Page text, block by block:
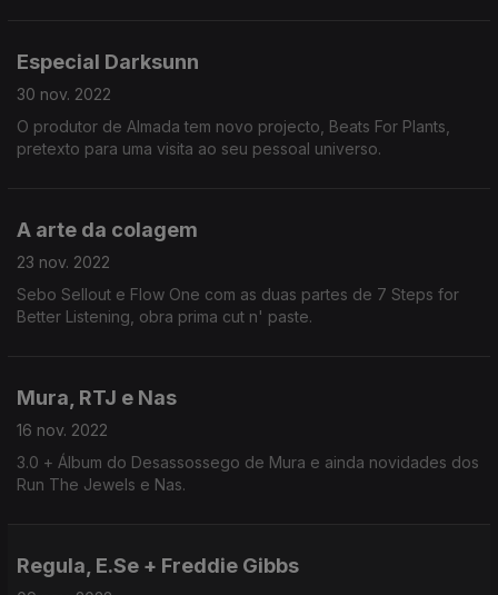
Especial Darksunn
30 nov. 2022
O produtor de Almada tem novo projecto, Beats For Plants,
pretexto para uma visita ao seu pessoal universo.
A arte da colagem
23 nov. 2022
Sebo Sellout e Flow One com as duas partes de 7 Steps for
Better Listening, obra prima cut n' paste.
Mura, RTJ e Nas
16 nov. 2022
3.0 + Álbum do Desassossego de Mura e ainda novidades dos
Run The Jewels e Nas.
Regula, E.Se + Freddie Gibbs